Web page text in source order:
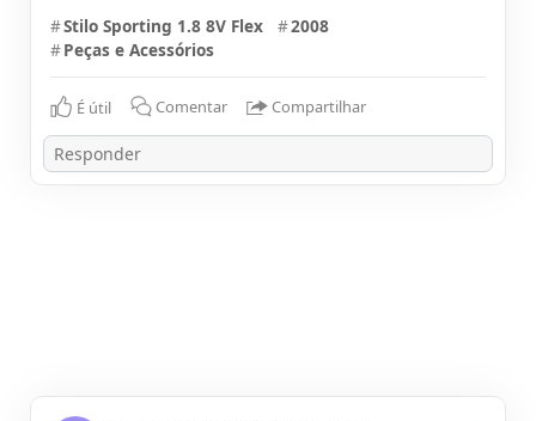
#Stilo Sporting 1.8 8V Flex #2008
#Peças e Acessórios
É útil Comentar Compartilhar